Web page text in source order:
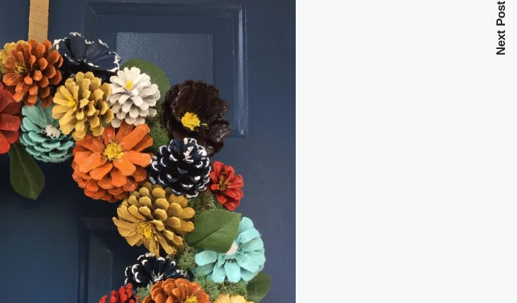
Next Post